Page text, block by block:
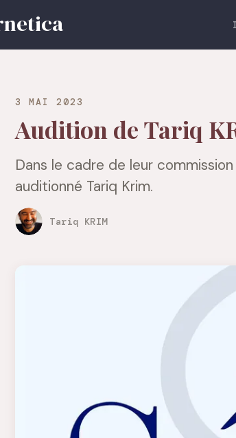
3 MAI 2023
Audition de Tariq
Dans le cadre de leur
auditionné Tariq Krim.
Tariq KRIM